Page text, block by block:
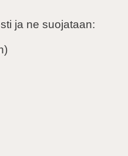
ja ne suojataan: